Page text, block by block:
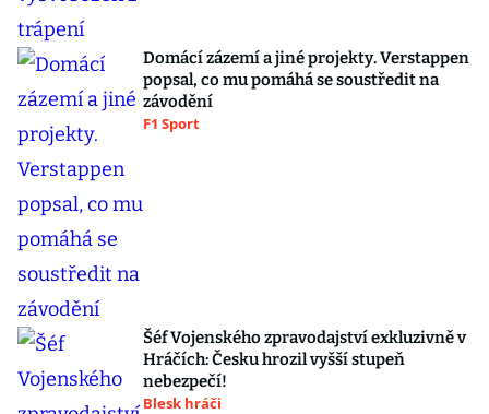
Domácí zázemí a jiné projekty. Verstappen
popsal, co mu pomáhá se soustředit na
závodění
F1 Sport
Šéf Vojenského zpravodajství exkluzivně v
Hráčích: Česku hrozil vyšší stupeň
nebezpečí!
Blesk hráči